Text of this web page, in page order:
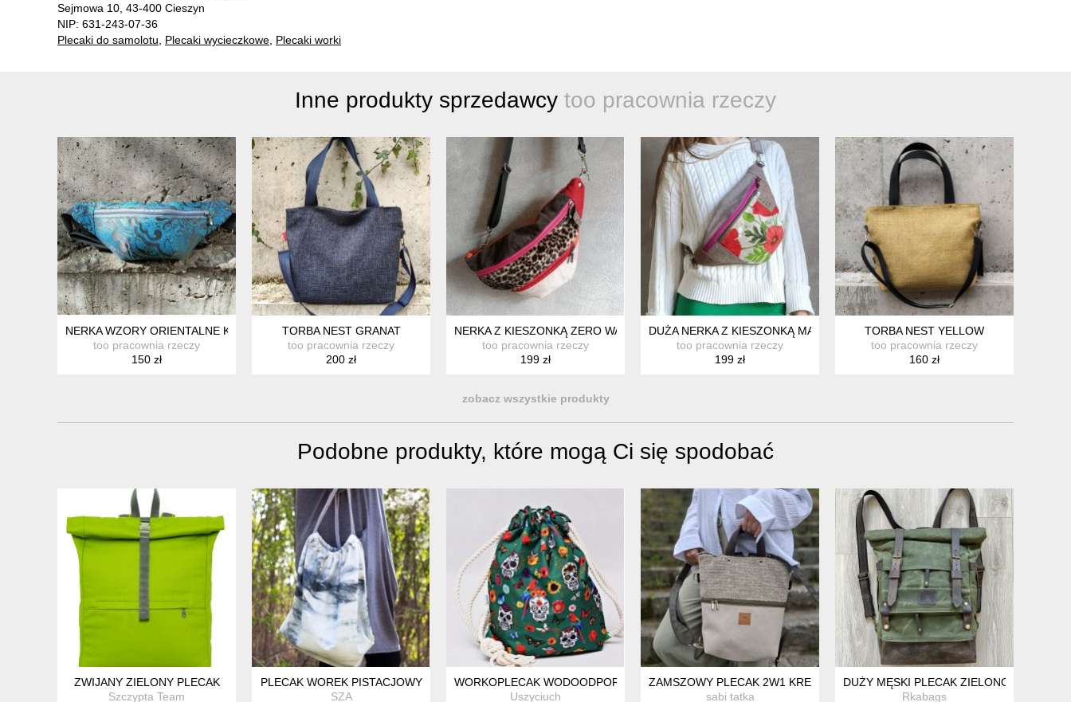
Sejmowa 10, 43-400 Cieszyn
NIP: 631-243-07-36
Plecaki do samolotu
Plecaki wycieczkowe Plecaki worki
Inne produkty sprzedawcy too pracownia rzeczy
NERKA WZORY ORIENTALNE KRÓJ "LISTEK" Z KIESZONKĄ
too pracownia rzeczy
150 zł
TORBA NEST GRANAT
too pracownia rzeczy
200 zł
NERKA Z KIESZONKĄ ZERO WASTE PANTERKA (FIOLET, RÓŻ, CZERWIEŃ), DUŻA
too pracownia rzeczy
199 zł
DUŻA NERKA Z KIESZONKĄ MAKI
too pracownia rzeczy
199 zł
TORBA NEST YELLOW
too pracownia rzeczy
160 zł
zobacz wszystkie produkty
Podobne produkty, które mogą Ci się spodobać
ZWIJANY ZIELONY PLECAK
Szczypta Team
PLECAK WOREK PISTACJOWY
SZA
WORKOPLECAK WODOODPORNY, WOREK PLECAK, TORBA NA PLECY, WOREK ZE SZNURAMI, PLECAK
Uszyciuch
ZAMSZOWY PLECAK 2W1 KREMOWO-SZAŁWIOWY
sabi tatka
DUŻY MĘSKI PLECAK ZIELONO-
Rkabags